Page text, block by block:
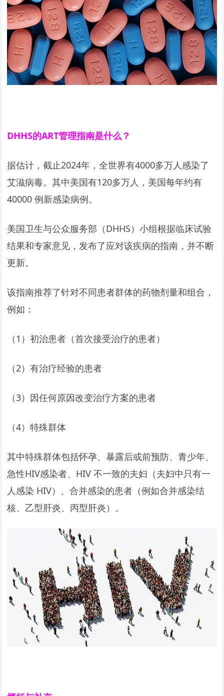
DHHS的ART管理指南是什么？
据估计，截止2024年，全世界有4000多万人感染了
艾滋病毒。其中美国有120多万人，美国每年约有
40000 例新感染病例。
美国卫生与公众服务部（DHHS）小组根据临床试验
结果和专家意见，发布了应对该疾病的指南，并不断
更新。
该指南推荐了针对不同患者群体的药物剂量和组合，
例如：
（1）初治患者（首次接受治疗的患者）
（2）有治疗经验的患者
（3）因任何原因改变治疗方案的患者
（4）特殊群体
其中特殊群体包括怀孕、暴露后或前预防、青少年、
急性HIV感染者、HIV 不一致的夫妇（夫妇中只有一
人感染 HIV）、合并感染的患者（例如合并感染结
核、乙型肝炎、丙型肝炎）。